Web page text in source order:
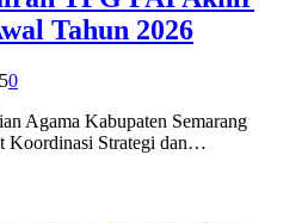
Tahun 2026
0
Agama Kabupaten Semarang
Koordinasi Strategi dan…